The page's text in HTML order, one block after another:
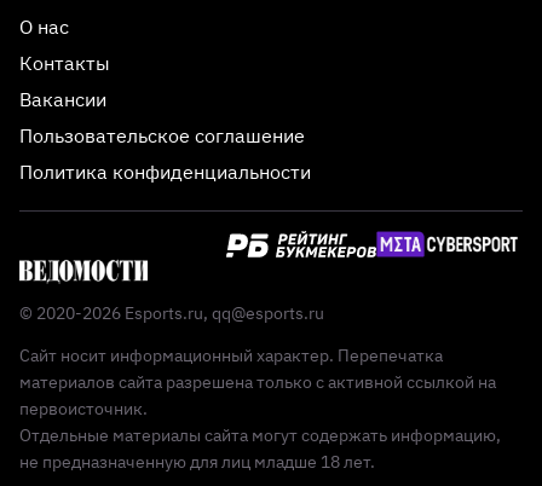
О нас
Контакты
Вакансии
Пользовательское соглашение
Политика конфиденциальности
© 2020-2026 Esports.ru, qq@esports.ru
Сайт носит информационный характер. Перепечатка
материалов сайта разрешена только с активной ссылкой на
первоисточник.
Отдельные материалы сайта могут содержать информацию,
не предназначенную для лиц младше 18 лет.